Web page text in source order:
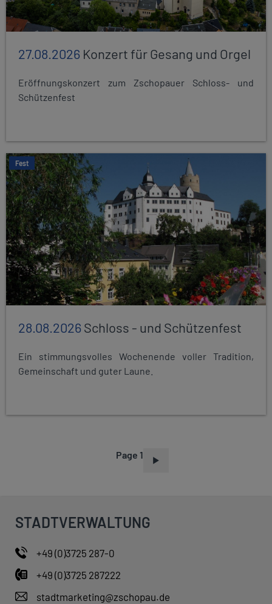
27.08.2026 Konzert für Gesang und Orgel
Eröffnungskonzert zum Zschopauer Schloss- und
Schützenfest
Fest
28.08.2026Schloss - und Schützenfest
Ein stimmungsvolles Wochenende voller Tradition,
Gemeinschaft und guter Laune.
Page 1
STADTVERWALTUNG
+49 (0)3725 287-0
+49 (0)3725 287222
stadtmarketing@zschopau.de